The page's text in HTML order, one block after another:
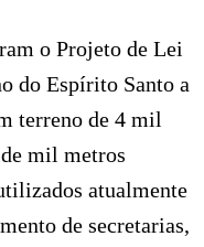
o Projeto de Lei
do Espírito Santo a
terreno de 4 mil
mil metros
atualmente
de secretarias,